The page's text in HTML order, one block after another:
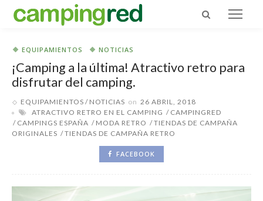
EQUIPAMIENTOS NOTICIAS
¡Camping a la última! Atractivo retro para
disfrutar del camping.
EQUIPAMIENTOS NOTICIAS on 26 ABRIL, 2018
ATRACTIVO RETRO EN EL CAMPING
CAMPINGRED
CAMPINGS ESPAÑA
MODA RETRO
TIENDAS DE CAMPAÑA
ORIGINALES
TIENDAS DE CAMPAÑA RETRO
FACEBOOK